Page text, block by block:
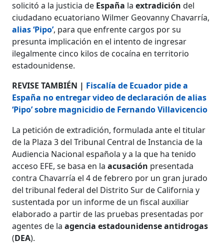
solicitó a la justicia de España laextradición del
ciudadano ecuatoriano Wilmer Geovanny Chavarría,
alias ‘Pipo’, para que enfrente cargos por su
presunta implicación en el intento de ingresar
ilegalmente cinco kilos de cocaína en territorio
estadounidense.
REVISE TAMBIÉN | Fiscalía de Ecuador pide a
España no entregar video de declaración de alias
‘Pipo’ sobre magnicidio de Fernando Villavicencio
La petición de extradición, formulada ante el titular
de la Plaza 3 del Tribunal Central de Instancia de la
Audiencia Nacional española y a la que ha tenido
acceso EFE, se basa en laacusación presentada
contra Chavarría el 4 de febrero por un gran jurado
del tribunal federal del Distrito Sur de California y
sustentada por un informe de un fiscal auxiliar
elaborado a partir de las pruebas presentadas por
agentes de la agencia estadounidense antidrogas
(DEA).